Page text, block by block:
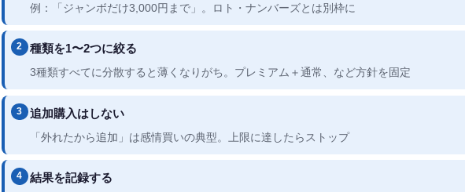
例：「ジャンボだけ3,000円まで」。ロト・ナンバーズとは別枠に
種類を1〜2つに絞る
3種類すべてに分散すると薄くなりがち。プレミアム＋通常、など方針を固定
追加購入はしない
「外れたから追加」は感情買いの典型。上限に達したらストップ
結果を記録する